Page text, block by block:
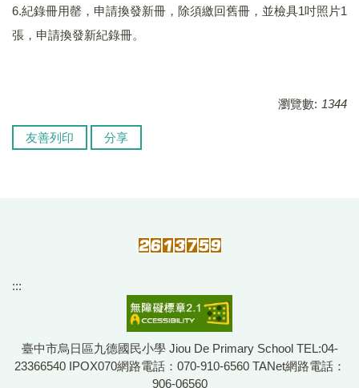
6.紀錄冊用罄，申請換發新冊，除須繳回舊冊，並檢具1吋照片1
張，申請換發新紀錄冊。
瀏覽數: 1344
友善列印 分享
:::
臺中市烏日區九德國民小學 Jiou De Primary School TEL:04-
23366540 IPOX070網路電話：070-910-6560 TANet網路電話：
906-06560